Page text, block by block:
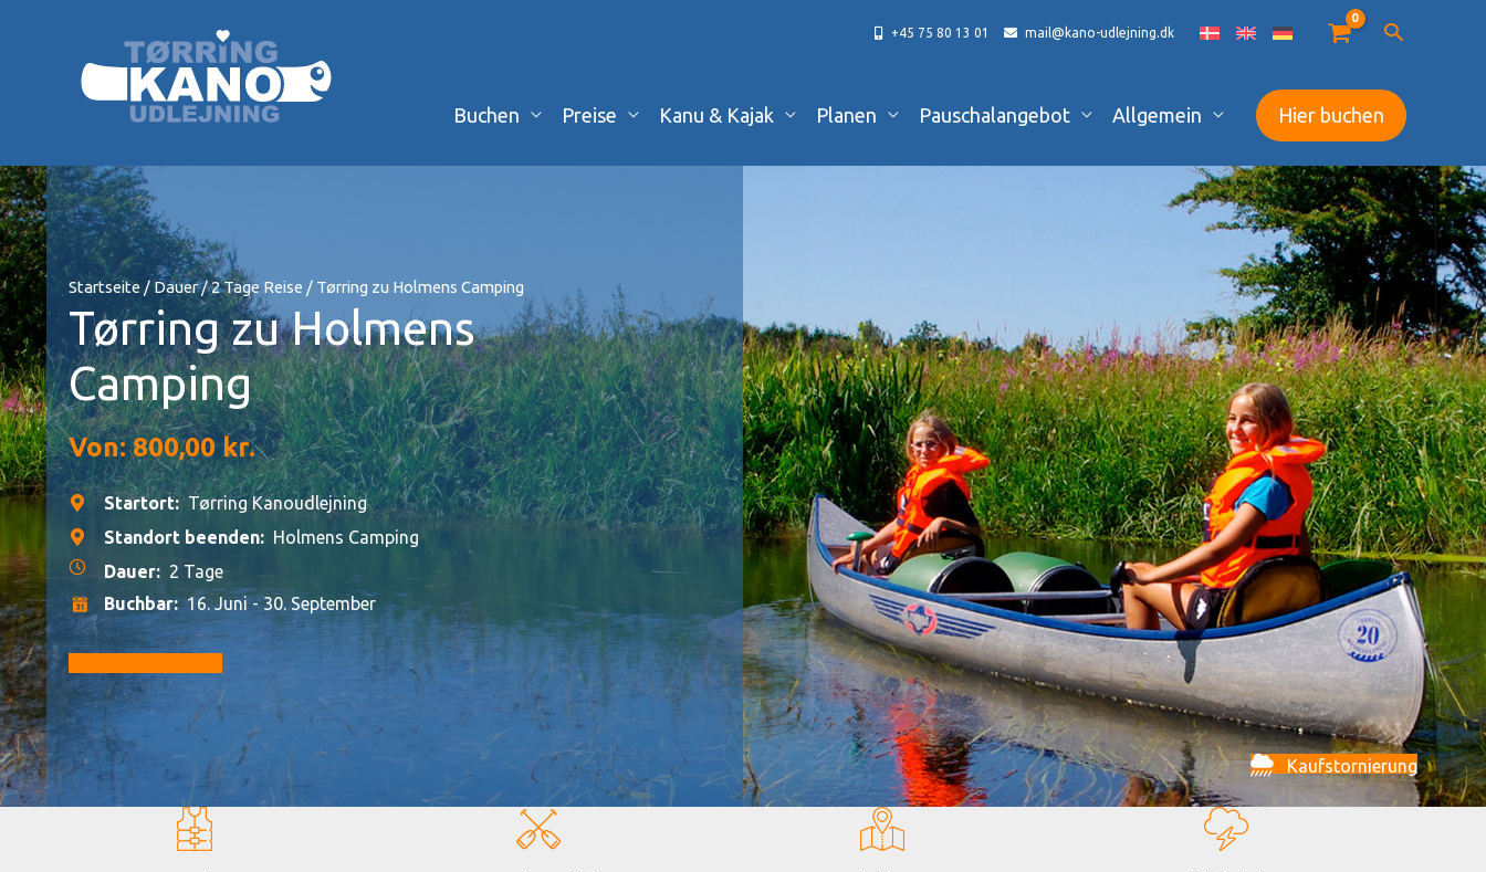
+45 75 80 13 01 mail@kano-udlejning.dk
Buchen Preise Kanu & Kajak Planen Pauschalangebot Allgemein Hier buchen
Startseite /Dauer/2 Tage Reise / Tørring zu Holmens Camping
Tørring zu Holmens
Camping
Von:800,00kr.
Startort: Tørring Kanoudlejning
Standort beenden: Holmens Camping
Dauer: 2 Tage
Buchbar: 16. Juni - 30. September
Kaufstornierung